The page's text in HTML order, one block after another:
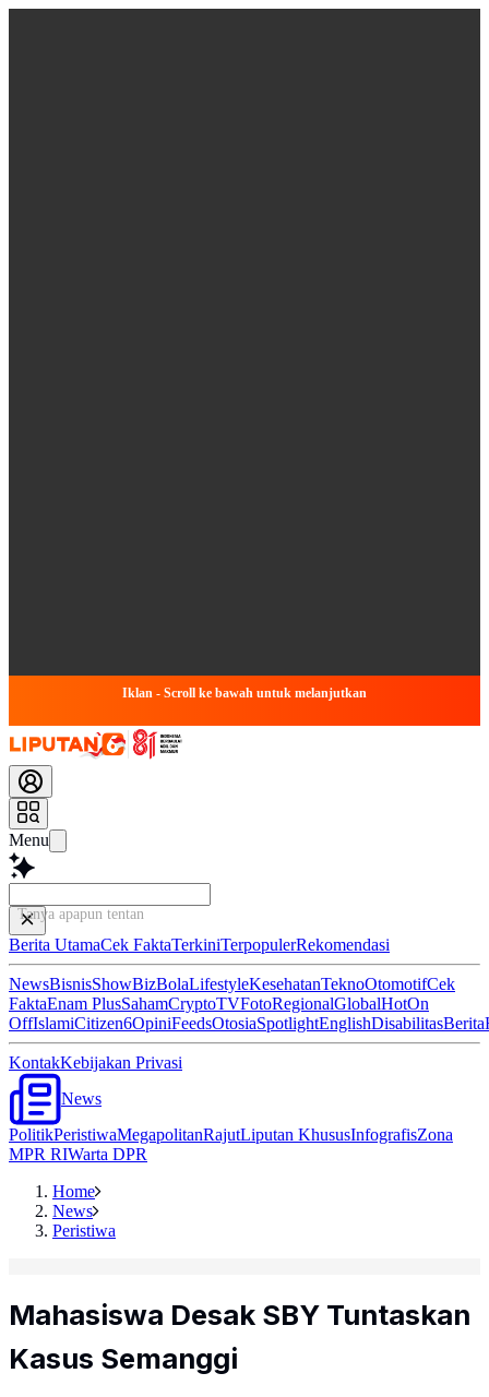
Iklan - Scroll ke bawah untuk melanjutkan
Menu
Tanya apapun tentang arti
Berita UtamaCek FaktaTerkiniTerpopulerRekomendasi
NewsBisnisShowBizBolaLifestyleKesehatanTeknoOtomotifCek
FaktaEnam PlusSahamCryptoTVFotoRegionalGlobalHotOn
OffIslamiCitizen6OpiniFeedsOtosiaSpotlightEnglishDisabilitasBerita
KontakKebijakan Privasi
News
PolitikPeristiwaMegapolitanRajutLiputan KhususInfografisZona
MPR RIWarta DPR
Home
News
Peristiwa
Mahasiswa Desak SBY Tuntaskan
Kasus Semanggi